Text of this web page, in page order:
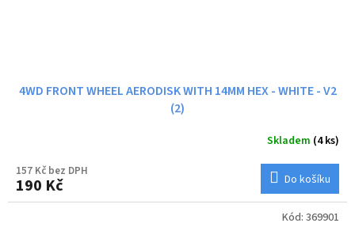
4WD FRONT WHEEL AERODISK WITH 14MM HEX - WHITE - V2
(2)
Skladem (4 ks)
157 Kč bez DPH
190 Kč Do košíku
Kód: 369901